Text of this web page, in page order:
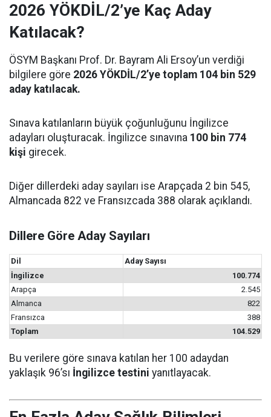
2026 YÖKDİL/2’ye Kaç Aday
Katılacak?
ÖSYM Başkanı Prof. Dr. Bayram Ali Ersoy’un verdiği
bilgilere göre 2026 YÖKDİL/2’ye toplam 104 bin 529
aday katılacak.
Sınava katılanların büyük çoğunluğunu İngilizce
adayları oluşturacak. İngilizce sınavına 100 bin 774
kişi girecek.
Diğer dillerdeki aday sayıları ise Arapçada 2 bin 545,
Almancada 822 ve Fransızcada 388 olarak açıklandı.
Dillere Göre Aday Sayıları
Dil
Aday Sayısı
İngilizce
100.774
Arapça
2.545
Almanca
822
Fransızca
388
Toplam
104.529
Bu verilere göre sınava katılan her 100 adaydan
yaklaşık 96’sı İngilizce testini yanıtlayacak.